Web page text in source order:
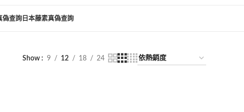
偽查詢 日本藤素真偽查詢
Show 9 12 18 24